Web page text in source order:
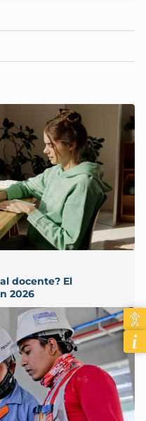
docente? El
2026